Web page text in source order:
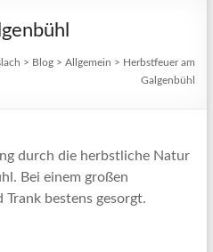
> Blog >Allgemein > Herbstfeuer am
Galgenbühl
durch die herbstliche Natur
Bei einem großen
Trank bestens gesorgt.